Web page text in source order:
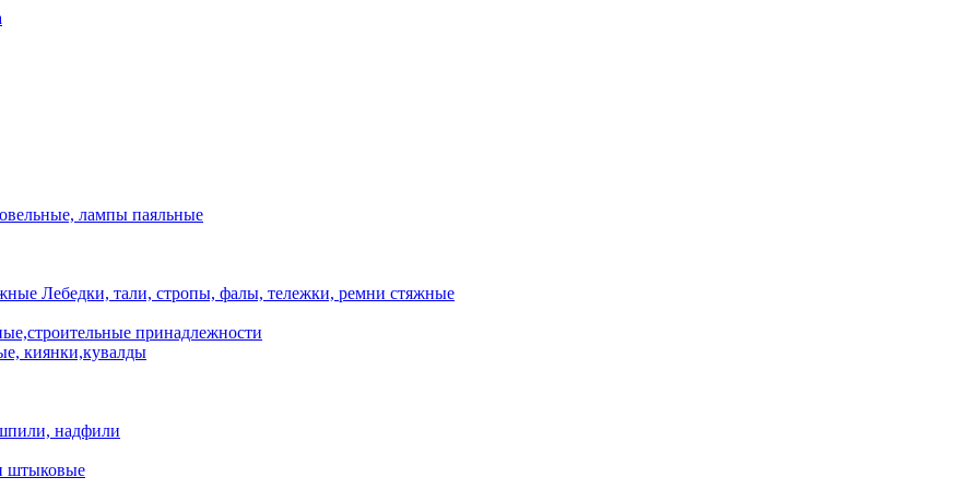
лампы паяльные
Лебедки, тали, стропы, фалы, тележки, ремни стяжные
принадлежности
киянки,кувалды
надфили
штыковые